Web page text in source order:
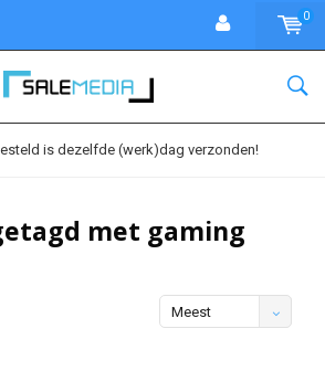
0
is dezelfde (werk)dag verzonden!
met gaming
Meest